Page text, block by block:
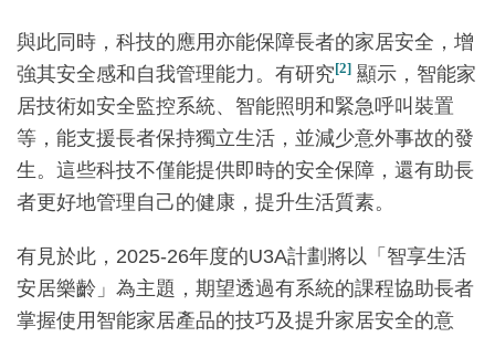
與此同時，科技的應用亦能保障長者的家居安全，增
強其安全感和自我管理能力。有研究[2] 顯示，智能家
居技術如安全監控系統、智能照明和緊急呼叫裝置
等，能支援長者保持獨立生活，並減少意外事故的發
生。這些科技不僅能提供即時的安全保障，還有助長
者更好地管理自己的健康，提升生活質素。
有見於此，2025-26年度的U3A計劃將以「智享生活
安居樂齡」為主題，期望透過有系統的課程協助長者
掌握使用智能家居產品的技巧及提升家居安全的意